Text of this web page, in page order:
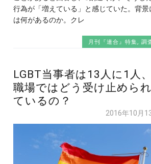
行為が「増えている」と感じていた。背景
は何があるのか。クレ
月刊『連合』特集 調
LGBT当事者は13人に1人、
職場ではどう受け止められ
ているの？
2016年10月